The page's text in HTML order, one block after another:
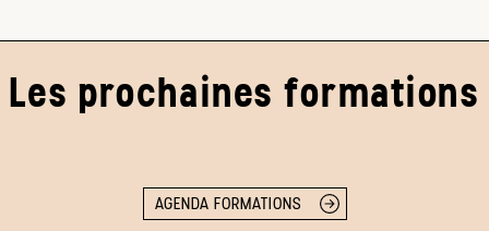
Les prochaines formations
AGENDA FORMATIONS